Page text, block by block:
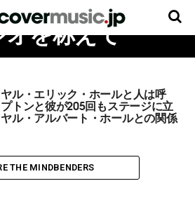
ー・オブ・ソン
を称えて
ル・エリック・ホールと人は呼
トンと彼が205回もステージに立
ル・アルバート・ホールとの関係
THE MINDBENDERS